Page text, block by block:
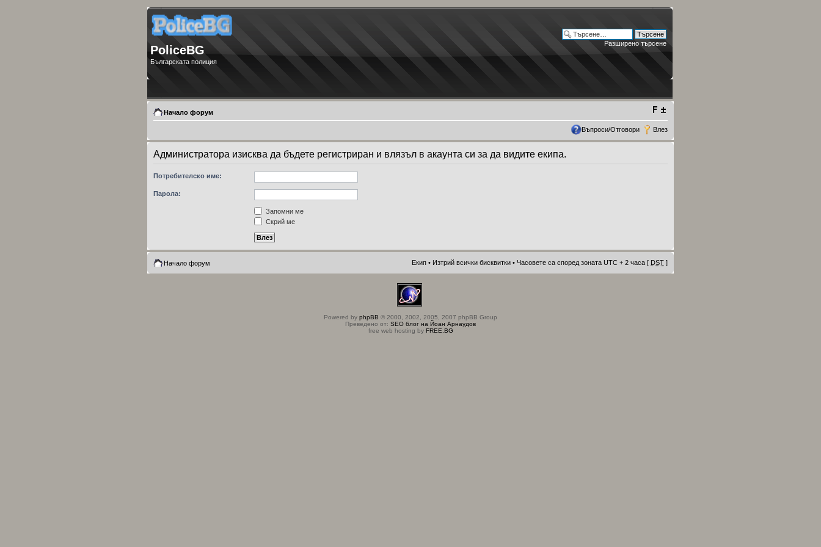
PoliceBG
Българската полиция
Разширено търсене
Начало форум
Въпроси/Отговори Влез
Администратора изисква да бъдете регистриран и влязъл в акаунта си за да видите екипа.
Потребителско име:
Парола:
Запомни ме
Скрий ме
Начало форум Екип • Изтрий всички бисквитки • Часовете са според зоната UTC + 2 часа [ DST ]
Powered by phpBB © 2000, 2002, 2005, 2007 phpBB Group
Преведено от: SEO блог на Йоан Арнаудов
free web hosting by FREE.BG